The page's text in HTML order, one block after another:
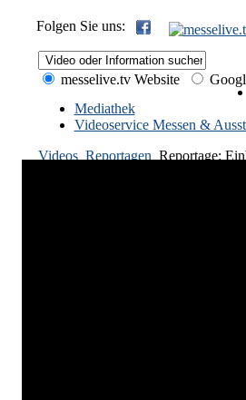
Folgen Sie uns:
messelive.tv Website
Mediathek
Videoservice Messen &
Videos Reportagen Reportage: